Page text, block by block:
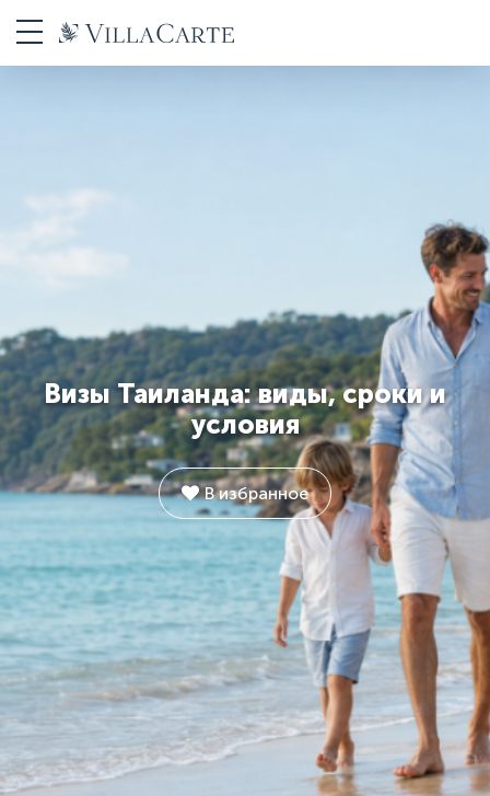
Визы Таиланда: виды, сроки и
условия
В избранное